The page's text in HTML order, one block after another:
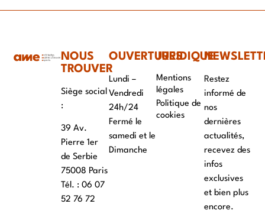
NOUS
TROUVER
Siège social
:
39 Av.
Pierre 1er
de Serbie
75008 Paris
Tél. : ‭06 07
52 76 72
OUVERTURES
Lundi –
Vendredi
24h/24
Fermé le
samedi et le
Dimanche
JURIDIQUE
Mentions
légales
Politique de
cookies
Restez
informé de
nos
dernières
actualités,
recevez des
infos
exclusives
et bien plus
encore.